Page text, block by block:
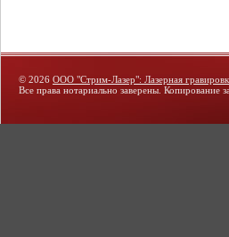
© 2026 ООО "Стрим-Лазер": Лазерная
Все права нотариально заверены. Копирование